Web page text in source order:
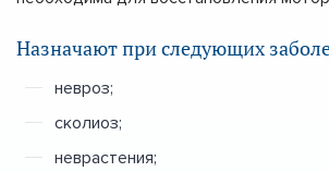
Назначают при следующих
невроз;
сколиоз;
неврастения;